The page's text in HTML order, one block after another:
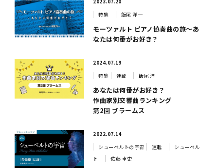
特集
飯尾 洋一
モーツァルト ピアノ協奏曲の旅～あ
なたは何番がお好き？
2024.07.19
特集
連載 飯尾 洋一
あなたは何番がお好き？
作曲家別交響曲ランキング
第2回 ブラームス
2022.07.14
シューベルトの宇宙
連載
シューベル
ト
佐藤 卓史